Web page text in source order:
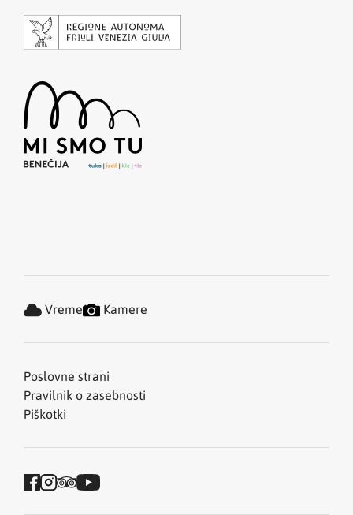
Poslovne strani
Pravilnik o zasebnosti
Piškotki
Vreme Kamere